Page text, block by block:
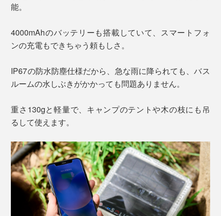
能。
4000mAhのバッテリーも搭載していて、スマートフォ
ンの充電もできちゃう頼もしさ。
IP67の防水防塵仕様だから、急な雨に降られても、バス
ルームの水しぶきがかかっても問題ありません。
重さ130gと軽量で、キャンプのテントや木の枝にも吊
るして使えます。